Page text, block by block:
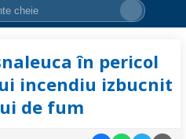
în pericol
incendiu izbucnit
de fum